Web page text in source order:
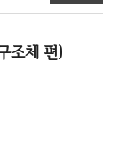
조체 편)